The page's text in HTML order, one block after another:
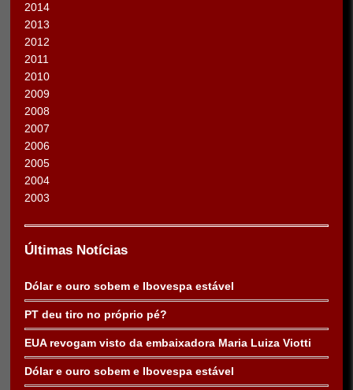
2014
2013
2012
2011
2010
2009
2008
2007
2006
2005
2004
2003
Últimas Notícias
Dólar e ouro sobem e Ibovespa estável
PT deu tiro no próprio pé?
EUA revogam visto da embaixadora Maria Luiza Viotti
Dólar e ouro sobem e Ibovespa estável